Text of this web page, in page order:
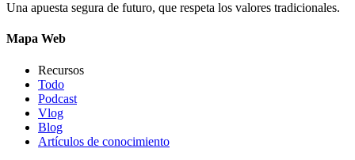
Una apuesta segura de futuro, que respeta los valores tradicionales.
Mapa Web
Recursos
Todo
Podcast
Vlog
Blog
Artículos de conocimiento